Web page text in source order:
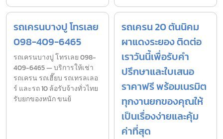
รถเครนบางปู โทรเลย
098-409-6465
รถเครนบางปู โทรเลย 098-
409-6465 — บริการให้เช่า
รถเครน รถเฮี๊ยบ รถเทรลเลอ
ร์ และรถ 10 ล้อรับจ้างทั่วไทย
รับยกของหนัก ขนย้
รถเครน 20 ตันนิคม
ผาแดงระยอง ติดต่อ
เราวันนี้เพื่อรับคำ
ปรึกษาและใบเสนอ
ราคาฟรี พร้อมเนรมิต
ทุกงานยกของคุณให้
เป็นเรื่องง่ายและคุ้ม
ค่าที่สุด